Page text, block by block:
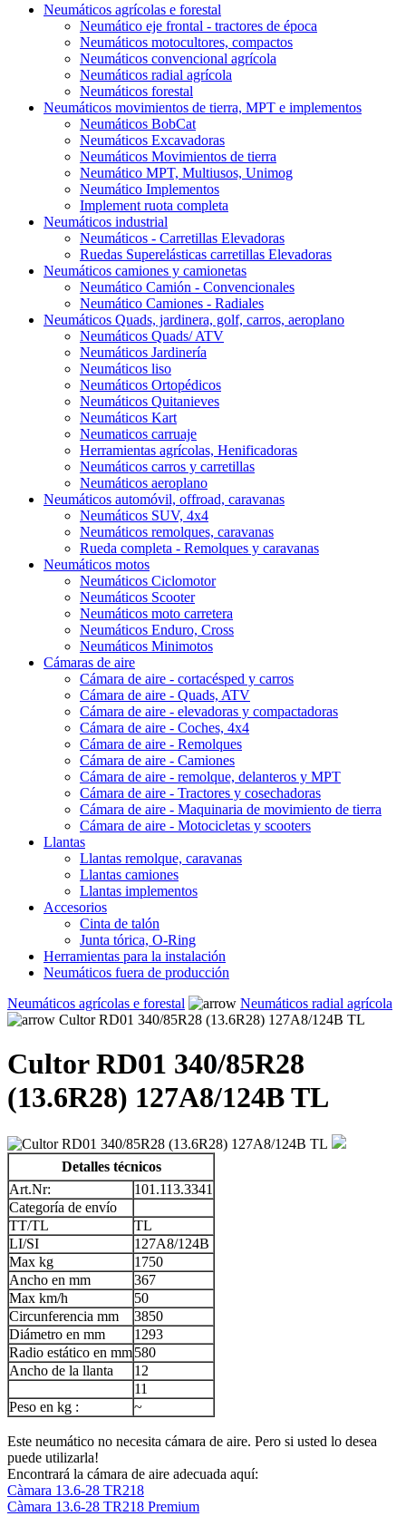
Neumáticos agrícolas e forestal
Neumático eje frontal - tractores de época
Neumáticos motocultores, compactos
Neumáticos convencional agrícola
Neumáticos radial agrícola
Neumáticos forestal
Neumáticos movimientos de tierra, MPT e implementos
Neumáticos BobCat
Neumáticos Excavadoras
Neumáticos Movimientos de tierra
Neumático MPT, Multiusos, Unimog
Neumático Implementos
Implement ruota completa
Neumáticos industrial
Neumáticos - Carretillas Elevadoras
Ruedas Superelásticas carretillas Elevadoras
Neumáticos camiones y camionetas
Neumático Camión - Convencionales
Neumático Camiones - Radiales
Neumáticos Quads, jardinera, golf, carros, aeroplano
Neumáticos Quads/ ATV
Neumáticos Jardinería
Neumáticos liso
Neumáticos Ortopédicos
Neumáticos Quitanieves
Neumáticos Kart
Neumaticos carruaje
Herramientas agrícolas, Henificadoras
Neumáticos carros y carretillas
Neumáticos aeroplano
Neumáticos automóvil, offroad, caravanas
Neumáticos SUV, 4x4
Neumáticos remolques, caravanas
Rueda completa - Remolques y caravanas
Neumáticos motos
Neumáticos Ciclomotor
Neumáticos Scooter
Neumáticos moto carretera
Neumáticos Enduro, Cross
Neumáticos Minimotos
Cámaras de aire
Cámara de aire - cortacésped y carros
Cámara de aire - Quads, ATV
Cámara de aire - elevadoras y compactadoras
Cámara de aire - Coches, 4x4
Cámara de aire - Remolques
Cámara de aire - Camiones
Cámara de aire - remolque, delanteros y MPT
Cámara de aire - Tractores y cosechadoras
Cámara de aire - Maquinaria de movimiento de tierra
Cámara de aire - Motocicletas y scooters
Llantas
Llantas remolque, caravanas
Llantas camiones
Llantas implementos
Accesorios
Cinta de talón
Junta tórica, O-Ring
Herramientas para la instalación
Neumáticos fuera de producción
Neumáticos agrícolas e forestal
Neumáticos radial agrícola
Cultor RD01 340/85R28 (13.6R28) 127A8/124B TL
Cultor RD01 340/85R28
(13.6R28) 127A8/124B TL
Detalles técnicos
Art.Nr:
101.113.3341
Categoría de envío
TT/TL
TL
LI/SI
127A8/124B
Max kg
1750
Ancho en mm
367
Max km/h
50
Circunferencia mm
3850
Diámetro en mm
1293
Radio estático en mm580
Ancho de la llanta
12
11
Peso en kg :
~
Este neumático no necesita cámara de aire. Pero si usted lo desea
puede utilizarla!
Encontrará la cámara de aire adecuada aquí:
Càmara 13.6-28 TR218
Càmara 13.6-28 TR218 Premium